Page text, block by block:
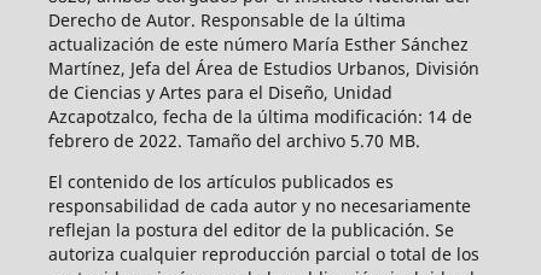
Derecho de Autor. Responsable de la última
actualización de este número María Esther Sánchez
Martínez, Jefa del Área de Estudios Urbanos, División
de Ciencias y Artes para el Diseño, Unidad
Azcapotzalco, fecha de la última modificación: 14 de
febrero de 2022. Tamaño del archivo 5.70 MB.
El contenido de los artículos publicados es
responsabilidad de cada autor y no necesariamente
reflejan la postura del editor de la publicación. Se
autoriza cualquier reproducción parcial o total de los